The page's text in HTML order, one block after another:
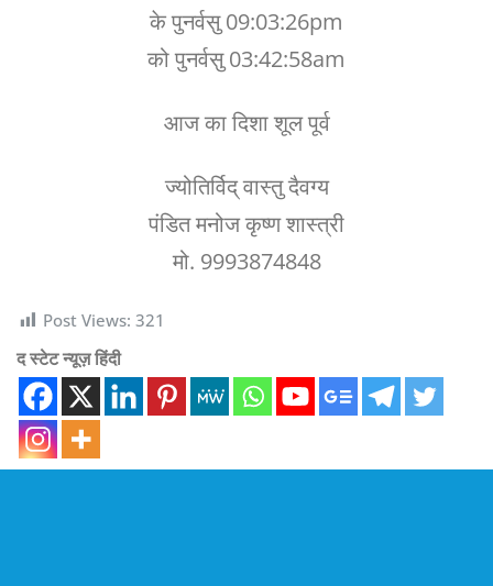
के पुनर्वसु 09:03:26pm
को पुनर्वसु 03:42:58am
आज का दिशा शूल पूर्व
ज्योतिर्विद् वास्तु दैवग्य
पंडित मनोज कृष्ण शास्त्री
मो. 9993874848
Post Views: 321
द स्टेट न्यूज़ हिंदी